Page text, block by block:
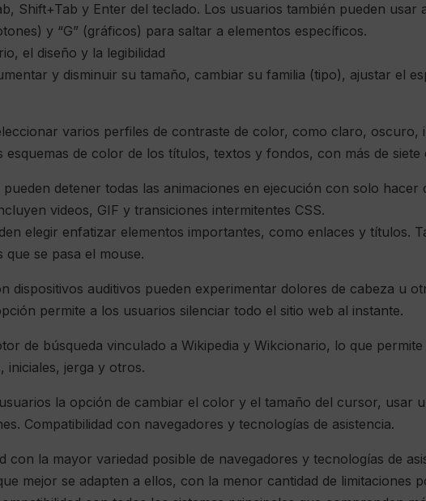
Shift+Tab y Enter del teclado. Los usuarios también pueden usar
y “G” (gráficos) para saltar a elementos específicos.
el diseño y la legibilidad
y disminuir su tamaño, cambiar su familia (tipo), ajustar el
varios perfiles de contraste de color, como claro, oscuro,
de color de los títulos, textos y fondos, con más de
detener todas las animaciones en ejecución con solo hacer
videos, GIF y transiciones intermitentes CSS.
elegir enfatizar elementos importantes, como enlaces y títulos.
se pasa el mouse.
dispositivos auditivos pueden experimentar dolores de cabeza u
permite a los usuarios silenciar todo el sitio web al instante.
de búsqueda vinculado a Wikipedia y Wikcionario, lo que
iniciales, jerga y otros.
la opción de cambiar el color y el tamaño del cursor, usar
Compatibilidad con navegadores y tecnologías de asistencia.
con la mayor variedad posible de navegadores y tecnologías de
mejor se adapten a ellos, con la menor cantidad de limitaciones